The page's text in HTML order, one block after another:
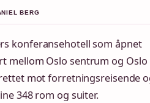
BERG
konferansehotell som åpnet
mellom Oslo sentrum og Oslo
mot forretningsreisende
348 rom og suiter.